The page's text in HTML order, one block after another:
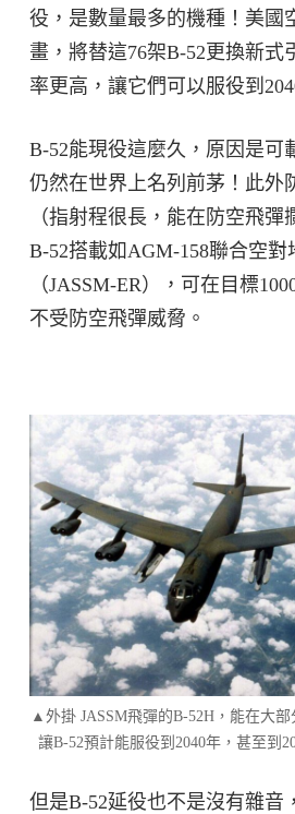
役，是數量最多的機種！美國
畫，將替這76架B-52更換新式
率更高，讓它們可以服役到
B-52能現役這麼久，原因是可
仍然在世界上名列前茅！此外
（指射程很長，能在防空飛彈
B-52搭載如AGM-158聯合空對
（JASSM-ER），可在目標
不受防空飛彈威脅。
▲外掛 JASSM飛彈的B-52H，能在大部
讓B-52預計能服役到2040年，甚至到
但是B-52延役也不是沒有雜音